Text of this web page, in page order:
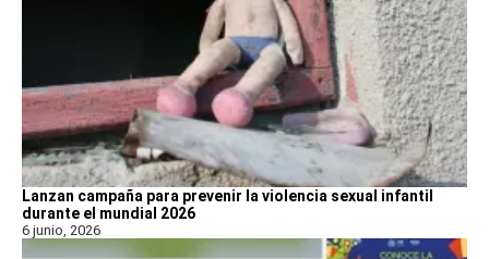
Lanzan campaña para prevenir la violencia sexual infantil
durante el mundial 2026
6 junio, 2026